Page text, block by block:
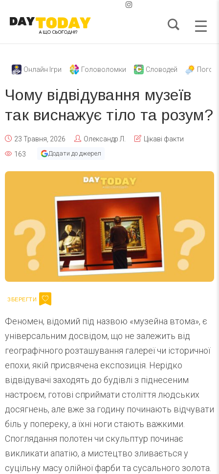
Онлайн Ігри Головоломки Словодей
Чому відвідування музеїв
так виснажує тіло та розум?
23 Травня, 2026 Олександр Л.
Цікаві факти
163
Додати до джерел
Феномен, відомий під назвою «музейна втома», є
універсальним досвідом, що не залежить від
географічного розташування галереї чи історичної
епохи, якій присвячена експозиція. Нерідко
відвідувачі заходять до будівлі з піднесеним
настроєм, готові сприймати століття людських
досягнень, але вже за годину починають відчувати
біль у попереку, а їхні ноги стають важкими.
Споглядання полотен чи скульптур починає
викликати апатію, а мистецтво зливається у
суцільну масу олійної фарби та сусального золота.